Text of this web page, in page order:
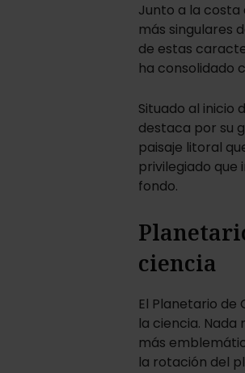
Junto a la costa
más singulares
de estas
ha consolidado
Situado al inicio
destaca por su
paisaje litoral
privilegiado
fondo.
ciencia
El Planetario
la ciencia.
más
la rotación del